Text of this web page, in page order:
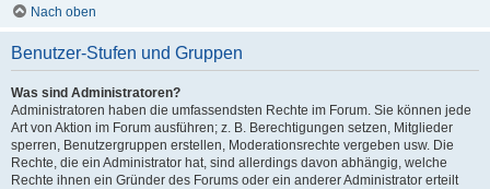
Nach oben
Benutzer-Stufen und Gruppen
Was sind Administratoren?
Administratoren haben die umfassendsten Rechte im Forum. Sie können jede
Art von Aktion im Forum ausführen; z. B. Berechtigungen setzen, Mitglieder
sperren, Benutzergruppen erstellen, Moderationsrechte vergeben usw. Die
Rechte, die ein Administrator hat, sind allerdings davon abhängig, welche
Rechte ihnen ein Gründer des Forums oder ein anderer Administrator erteilt